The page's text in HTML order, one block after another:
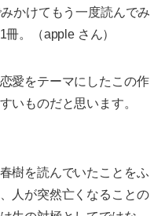
かけてもう一度読んでみ
。（apple さん）
愛をテーマにしたこの作
いものだと思います。
樹を読んでいたことをふ
人が突然亡くなることの